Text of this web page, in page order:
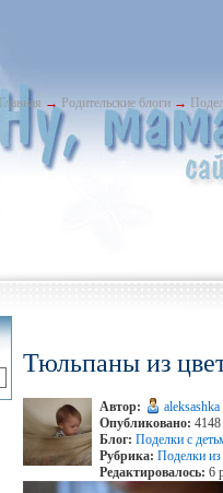
Главная → Родительские блоги →
Тюльпаны из
Автор:
aleksashka
Опубликовано: 4148
Блог: Поделки с
Рубрика: Поделки
Редактировалось: 6